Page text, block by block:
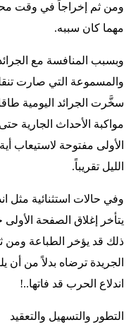
ومن ثم إخراجاً في وقت
مهما كان سببه.
وبسبب المنافسة مع
والمسموعة التي صارت
سخَّرت الجرائد اليومية
مواكبة الأحداث الجارية
الأولى مفتوحة
الليل تقريباً.
وفي حالات استثنائية مثل
يتأخر إغلاق الصفحة الأولى
ذلك قد يؤخر الطباعة ومن
الجريدة ترضاه بدلاً من أن
اندلاع الحرب قد فاتها..!
التطور والتسهيل والتعقيد